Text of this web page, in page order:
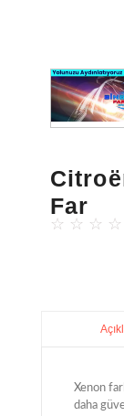
Far
☆ ☆ ☆ ☆
Xenon
daha